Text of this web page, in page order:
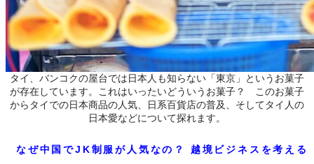
タイ、バンコクの屋台では日本人も知らない「東京」というお菓子
が存在しています。これはいったいどういうお菓子？ このお菓子
からタイでの日本商品の人気、日系百貨店の普及、そしてタイ人の
日本愛などについて探れます。
なぜ中国でJK制服が人気なの？ 越境ビジネスを考える